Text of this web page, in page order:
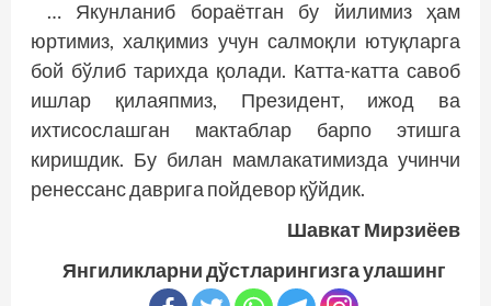
… Якунланиб бораётган бу йилимиз ҳам
юртимиз, халқимиз учун салмоқли ютуқларга
бой бўлиб тарихда қолади. Катта-катта савоб
ишлар қилаяпмиз, Президент, ижод ва
ихтисослашган мактаблар барпо этишга
киришдик. Бу билан мамлакатимизда учинчи
ренессанс даврига пойдевор қўйдик.
Шавкат Мирзиёев
Янгиликларни дўстларингизга улашинг